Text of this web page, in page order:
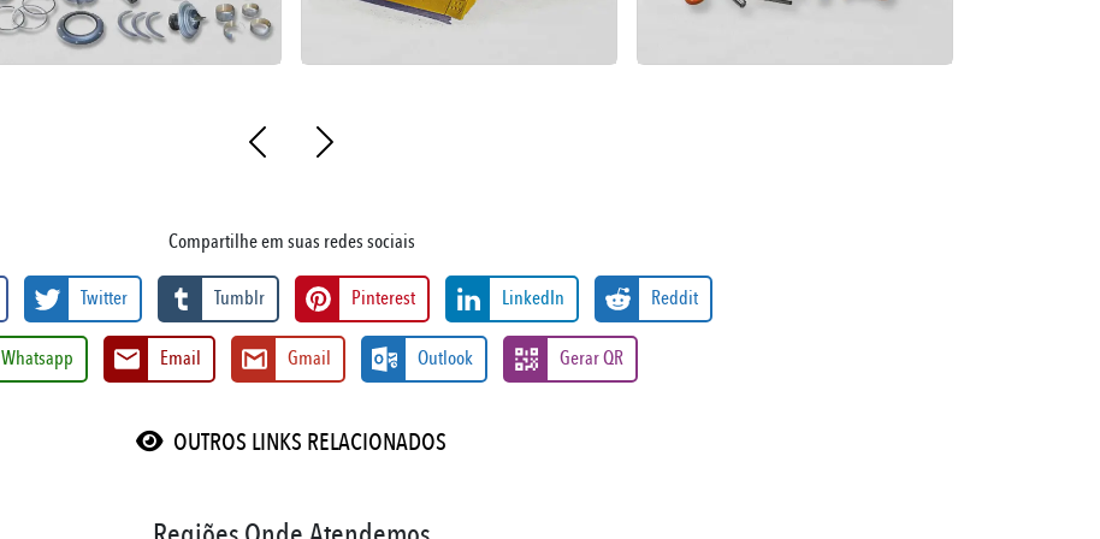
Compartilhe em suas redes sociais
Twitter Tumblr Pinterest LinkedIn Reddit
Whatsapp Email Gmail Outlook Gerar QR
OUTROS LINKS RELACIONADOS